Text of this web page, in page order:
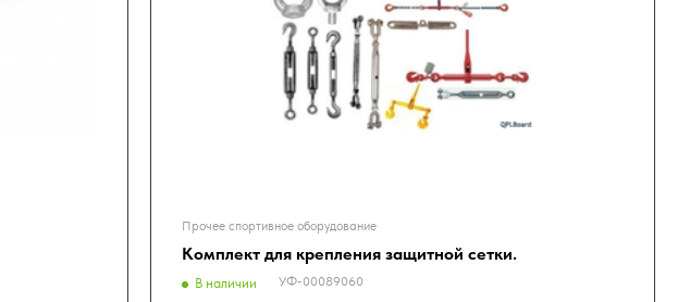
Прочее спортивное оборудование
Комплект для крепления защитной сетки.
В наличии УФ-00089060